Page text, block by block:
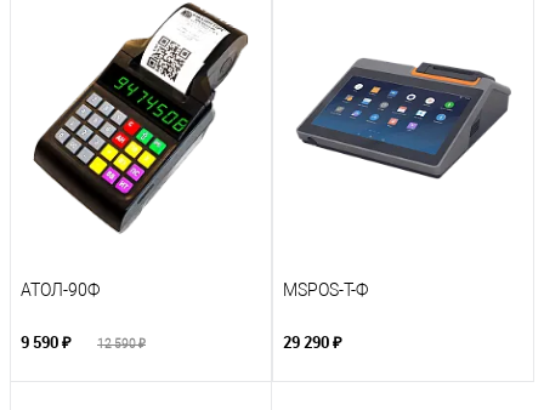
АТОЛ-90Ф
9 590 ₽ 12 590 ₽
MSPOS-T-Ф
29 290 ₽